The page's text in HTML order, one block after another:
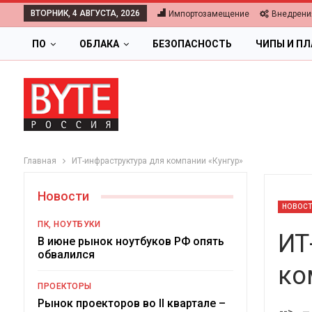
ВТОРНИК, 4 АВГУСТА, 2026 Импортозамещение
ПО ОБЛАКА БЕЗОПАСНОСТЬ ЧИПЫ И
Главная ИТ-инфраструктура для компании «Кунгур»
Новости
ПК, НОУТБУКИ
В июне рынок ноутбуков РФ опять
обвалился
ПРОЕКТОРЫ
Рынок проекторов во II квартале –